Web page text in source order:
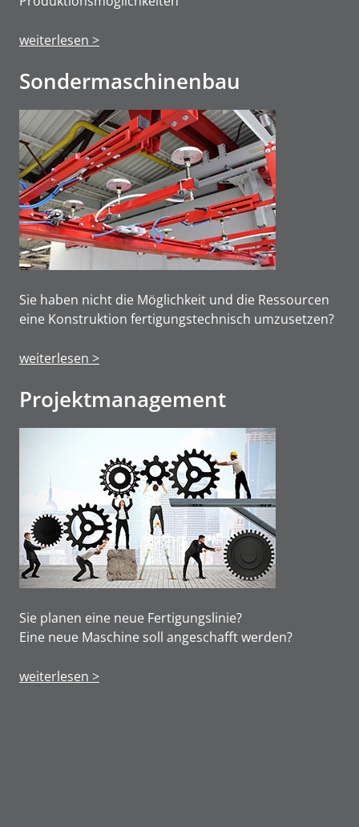
weiterlesen >
Sonderma­schinen­bau
Sie haben nicht die Möglichkeit und die Ressourcen
eine Konstruktion fertigungstechnisch umzusetzen?
weiterlesen >
Projektmanage­ment
Sie planen eine neue Fertigungslinie?
Eine neue Maschine soll angeschafft werden?
weiterlesen >